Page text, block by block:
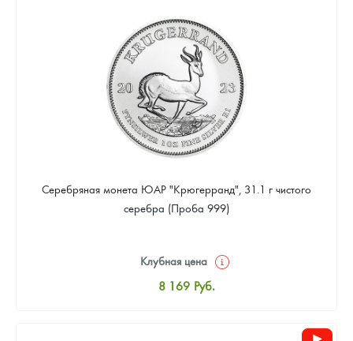
Звоните
Серебряная монета ЮАР "Крюгерранд", 31.1 г чистого
серебра (Проба 999)
Клубная цена
8 169 Руб.